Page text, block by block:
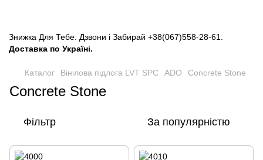
Знижка Для Тебе. Дзвони і Забирай +38(067)558-28-61
Доставка по Україні.
Каталог Вінілова підлога LVT SPC ADO Concrete Stone
Concrete Stone
Фільтр За популярністю